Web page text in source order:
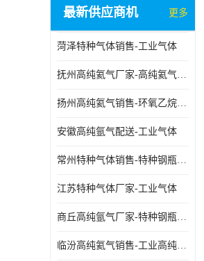
最新供应商机 更多
菏泽特种气体销售-工业气体
抚州高纯氦气厂家-高纯氦气标准气体
扬州高纯氦气销售-环氧乙烷灭菌剂
安徽高纯氩气配送-工业气体
常州特种气体销售-特种钢瓶年检配件销售
江苏特种气体厂家-工业气体
商丘高纯氩气厂家-特种钢瓶年检配件销售
临汾高纯氦气销售-工业高纯氦气